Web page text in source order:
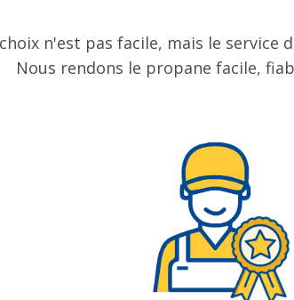
n'est pas facile, mais le service
Nous rendons le propane facile,